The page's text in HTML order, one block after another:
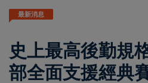
最新消息
史上最高後勤規
部全面支援經典